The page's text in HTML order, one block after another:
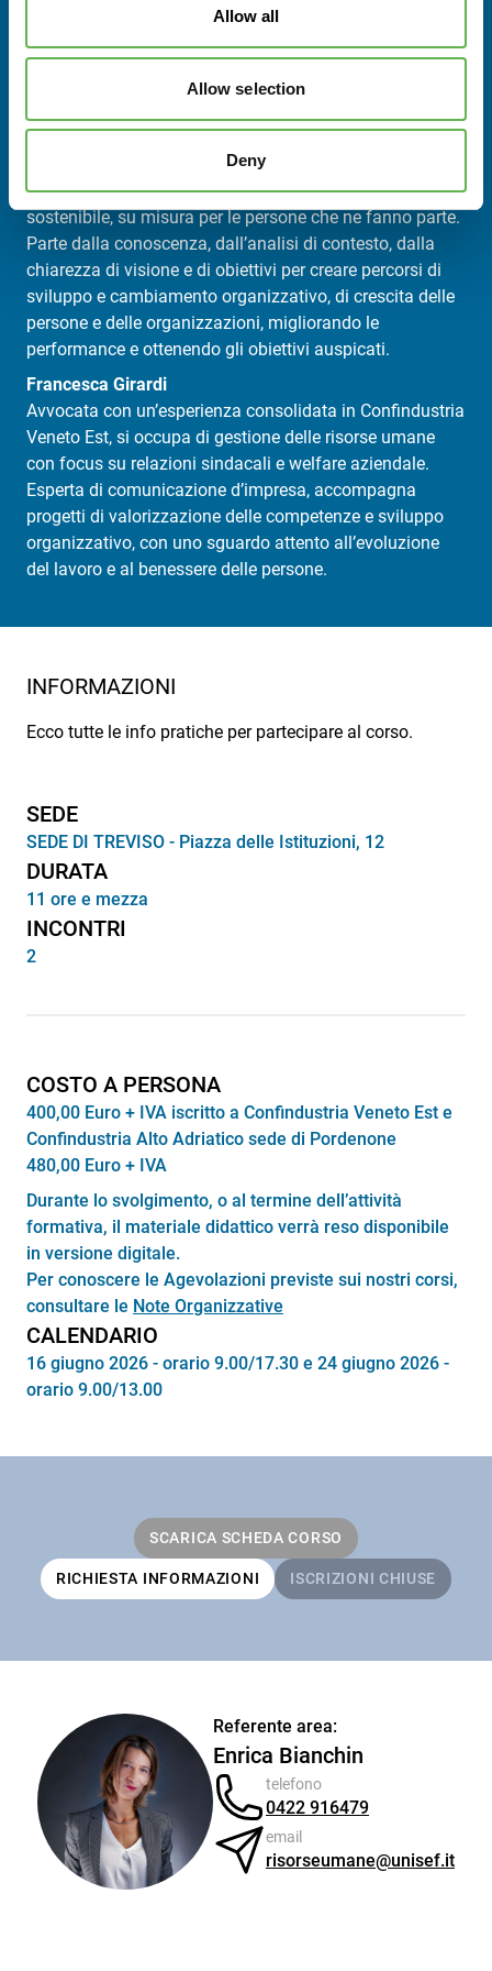
Allow all
Allow selection
Deny
Erika Brentegani
Work Life Balance & Smart working project manager and
genere | Family business
Accompagna le aziende con percorsi personalizzati in
ambito HR, promuovendo un cambiamento positivo e
sostenibile, su misura per le persone che ne fanno parte.
Parte dalla conoscenza, dall’analisi di contesto, dalla
chiarezza di visione e di obiettivi per creare percorsi di
sviluppo e cambiamento organizzativo, di crescita delle
persone e delle organizzazioni, migliorando le
performance e ottenendo gli obiettivi auspicati.
Francesca Girardi
Avvocata con un’esperienza consolidata in Confindustria
Veneto Est, si occupa di gestione delle risorse umane
con focus su relazioni sindacali e welfare aziendale.
Esperta di comunicazione d’impresa, accompagna
progetti di valorizzazione delle competenze e sviluppo
organizzativo, con uno sguardo attento all’evoluzione
del lavoro e al benessere delle persone.
INFORMAZIONI
Ecco tutte le info pratiche per partecipare al corso.
SEDE
SEDE DI TREVISO - Piazza delle Istituzioni, 12
DURATA
11 ore e mezza
INCONTRI
2
COSTO A PERSONA
400,00 Euro + IVA iscritto a Confindustria Veneto Est e
Confindustria Alto Adriatico sede di Pordenone
480,00 Euro + IVA
Durante lo svolgimento, o al termine dell’attività
formativa, il materiale didattico verrà reso disponibile
in versione digitale.
Per conoscere le Agevolazioni previste sui nostri corsi,
consultare le Note Organizzative
CALENDARIO
16 giugno 2026 - orario 9.00/17.30 e 24 giugno 2026 -
orario 9.00/13.00
SCARICA SCHEDA CORSO
RICHIESTA INFORMAZIONI ISCRIZIONI CHIUSE
Referente area:
Enrica Bianchin
telefono
0422 916479
email
risorseumane@unisef.it